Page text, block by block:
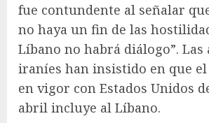
fue contundente al señalar
no haya un fin de las
Líbano no habrá diálogo”. Las
iraníes han insistido en que
en vigor con Estados Unidos
abril incluye al Líbano.